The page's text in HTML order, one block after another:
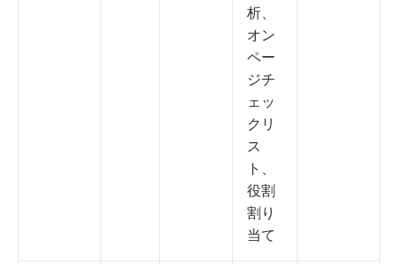
析、
オン
ペー
ジチ
ェッ
クリ
ス
ト、
役割
割り
当て